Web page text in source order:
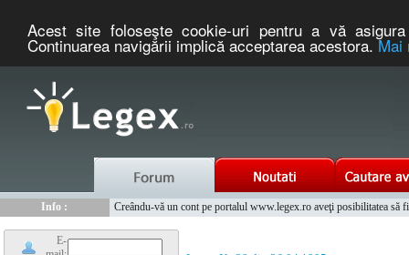
Acest site foloseşte cookie-uri pentru a vă
Continuarea navigării implică acceptarea acestora.Mai
Info :
Creându-vă un cont pe portalul www.legex.ro aveţi posibilitatea să
E-